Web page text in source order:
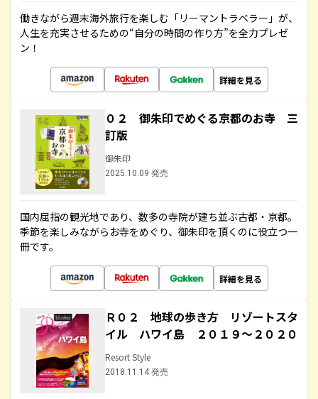
働きながら週末海外旅行を楽しむ「リーマントラベラー」が、
人生を充実させるための“自分の時間の作り方”を全力プレゼ
ン！
詳細を見る
０２ 御朱印でめぐる京都のお寺 三
訂版
御朱印
2025.10.09 発売
国内屈指の観光地であり、数多の寺院が建ち並ぶ古都・京都。
季節を楽しみながらお寺をめぐり、御朱印を頂くのに役立つ一
冊です。
詳細を見る
Ｒ０２ 地球の歩き方 リゾートスタ
イル ハワイ島 ２０１９～２０２０
Resort Style
2018.11.14 発売